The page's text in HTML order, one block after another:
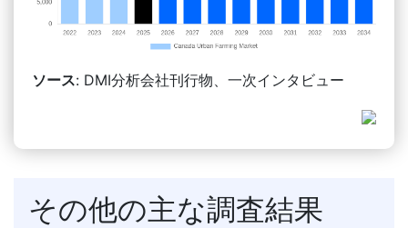
ソース: DMI分析会社刊行物、一次インタビュー
その他の主な調査結果